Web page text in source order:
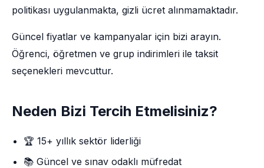
politikası uygulanmakta, gizli ücret alınmamaktadır.
Güncel fiyatlar ve kampanyalar için bizi arayın.
Öğrenci, öğretmen ve grup indirimleri ile taksit
seçenekleri mevcuttur.
Neden Bizi Tercih Etmelisiniz?
🏆 15+ yıllık sektör liderliği
📚 Güncel ve sınav odaklı müfredat